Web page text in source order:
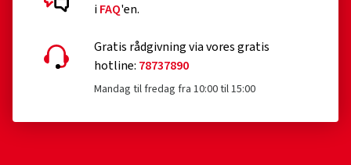
iFAQ'en.
Gratis rådgivning via vores gratis
hotline: 78737890
Mandag til fredag fra 10:00 til 15:00